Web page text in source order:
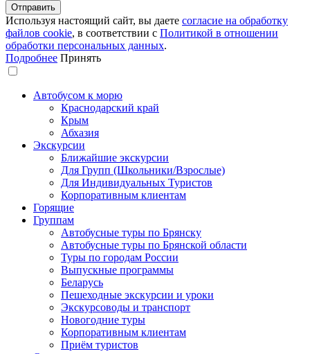
Используя настоящий сайт, вы даете согласие на обработку
файлов сookie, в соответствии с Политикой в отношении
обработки персональных данных.
Подробнее Принять
Автобусом к морю
Краснодарский край
Крым
Абхазия
Экскурсии
Ближайшие экскурсии
Для Групп (Школьники/Взрослые)
Для Индивидуальных Туристов
Корпоративным клиентам
Горящие
Группам
Автобусные туры по Брянску
Автобусные туры по Брянской области
Туры по городам России
Выпускные программы
Беларусь
Пешеходные экскурсии и уроки
Экскурсоводы и транспорт
Новогодние туры
Корпоративным клиентам
Приём туристов